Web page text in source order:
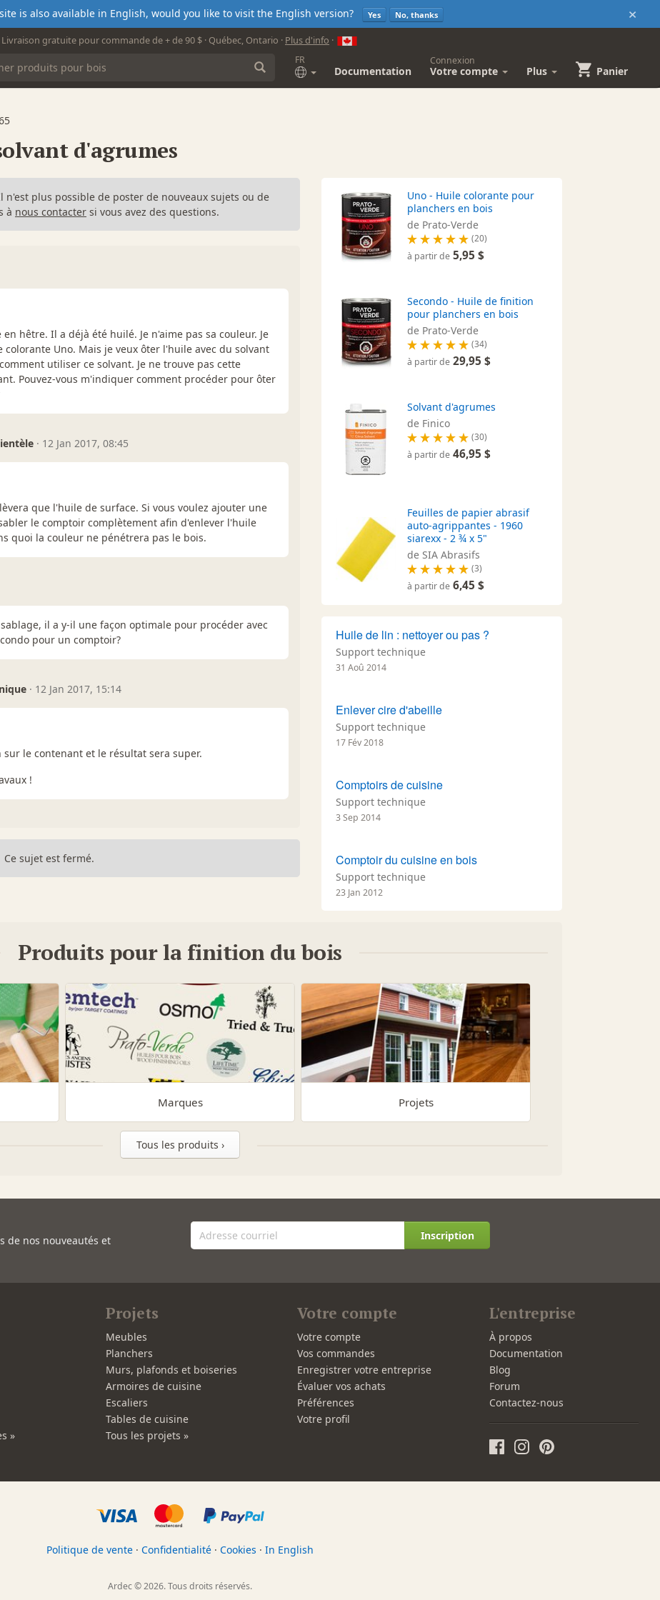
×
is also available in English, would you like to visit the English version? Yes No, thanks
Livraison gratuite pour commande de + de 90 $ · Québec, Ontario · Plus d'info ·
FR
Documentation
Connexion
Votre compte Plus Panier
d'agrumes
plus possible de poster de nouveaux sujets ou de
à nous contacter si vous avez des questions.
hêtre. Il a déjà été huilé. Je n'aime pas sa couleur. Je
Uno. Mais je veux ôter l'huile avec du solvant
utiliser ce solvant. Je ne trouve pas cette
Pouvez-vous m'indiquer comment procéder pour ôter
· 12 Jan 2017, 08:45
que l'huile de surface. Si vous voulez ajouter une
le comptoir complètement afin d'enlever l'huile
quoi la couleur ne pénétrera pas le bois.
il a y-il une façon optimale pour procéder avec
pour un comptoir?
· 12 Jan 2017, 15:14
le contenant et le résultat sera super.
!
Ce sujet est fermé.
Uno - Huile colorante pour
planchers en bois
de Prato-Verde
(20)
à partir de 5,95 $
Secondo - Huile de finition
pour planchers en bois
de Prato-Verde
(34)
à partir de 29,95 $
Solvant d'agrumes
de Finico
(30)
à partir de 46,95 $
Feuilles de papier abrasif
auto-agrippantes - 1960
siarexx - 2 ¾ x 5"
de SIA Abrasifs
(3)
à partir de 6,45 $
Huile de lin : nettoyer ou pas ?
Support technique
31 Aoû 2014
Enlever cire d'abeille
Support technique
17 Fév 2018
Comptoirs de cuisine
Support technique
3 Sep 2014
Comptoir du cuisine en bois
Support technique
23 Jan 2012
Produits pour la finition du bois
Marques Projets
Tous les produits ›
de nos nouveautés et
Inscription
»
Projets
Meubles
Planchers
Murs, plafonds et boiseries
Armoires de cuisine
Escaliers
Tables de cuisine
Tous les projets »
Votre compte
Votre compte
Vos commandes
Enregistrer votre entreprise
Évaluer vos achats
Préférences
Votre profil
L'entreprise
À propos
Documentation
Blog
Forum
Contactez-nous
Politique de vente · Confidentialité · Cookies · In English
Ardec © 2026. Tous droits réservés.